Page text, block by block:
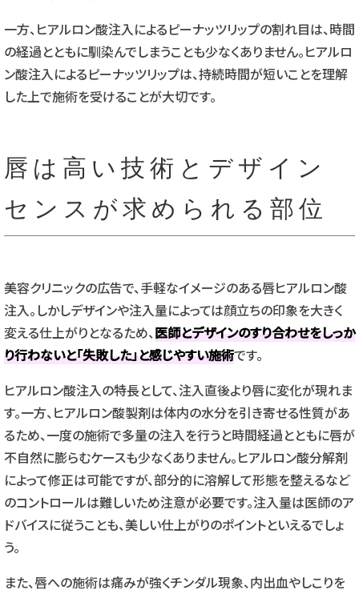
一方、ヒアルロン酸注入によるピーナッツリップの割れ目は、時間
の経過とともに馴染んでしまうことも少なくありません。ヒアルロ
ン酸注入によるピーナッツリップは、持続時間が短いことを理解
した上で施術を受けることが大切です。
唇は高い技術とデザイン
センスが求められる部位
美容クリニックの広告で、手軽なイメージのある唇ヒアルロン酸
注入。しかしデザインや注入量によっては顔立ちの印象を大きく
変える仕上がりとなるため、医師とデザインのすり合わせをしっか
り行わないと「失敗した」と感じやすい施術です。
ヒアルロン酸注入の特長として、注入直後より唇に変化が現れま
す。一方、ヒアルロン酸製剤は体内の水分を引き寄せる性質があ
るため、一度の施術で多量の注入を行うと時間経過とともに唇が
不自然に膨らむケースも少なくありません。ヒアルロン酸分解剤
によって修正は可能ですが、部分的に溶解して形態を整えるなど
のコントロールは難しいため注意が必要です。注入量は医師のア
ドバイスに従うことも、美しい仕上がりのポイントといえるでしょ
う。
また、唇への施術は痛みが強くチンダル現象、内出血やしこりを